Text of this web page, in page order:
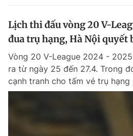
Lịch thi đấu vòng 20 V-
đua trụ hạng, Hà Nội quyết
Vòng 20 V-League 2024 -
ra từ ngày 25 đến 27.4. Trong
cạnh tranh cho tấm vé trụ hạng